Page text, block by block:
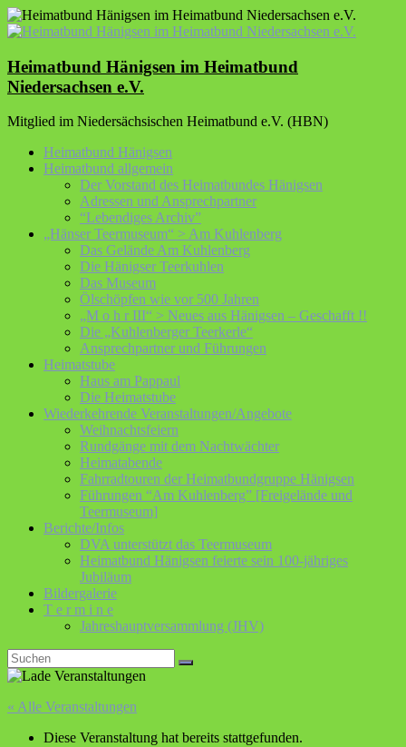
Zum
Inhalt
Heimatbund Hänigsen im Heimatbund
Niedersachsen e.V.
Mitglied im Niedersächsischen Heimatbund e.V. (HBN)
Heimatbund Hänigsen
Heimatbund allgemein
Der Vorstand des Heimatbundes Hänigsen
Adressen und Ansprechpartner
“Lebendiges Archiv”
„Hänser Teermuseum“ > Am Kuhlenberg
Das Gelände Am Kuhlenberg
Die Hänigser Teerkuhlen
Das Museum
Ölschöpfen wie vor 500 Jahren
„M o h r III“ > Neues aus Hänigsen – Geschafft !!
Die „Kuhlenberger Teerkerle“
Ansprechpartner und Führungen
Heimatstube
Haus am Pappaul
Die Heimatstube
Wiederkehrende Veranstaltungen/Angebote
Weihnachtsfeiern
Rundgänge mit dem Nachtwächter
Heimatabende
Fahrradtouren der Heimatbundgruppe Hänigsen
Führungen “Am Kuhlenberg” [Freigelände und
Teermuseum]
Berichte/Infos
DVA unterstützt das Teermuseum
Heimatbund Hänigsen feierte sein 100-jähriges
Jubiläum
Bildergalerie
T e r m i n e
Jahreshauptversammlung (JHV)
« Alle Veranstaltungen
Diese Veranstaltung hat bereits stattgefunden.